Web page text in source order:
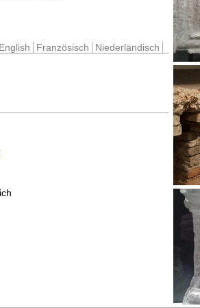
English Französisch
Niederländisch